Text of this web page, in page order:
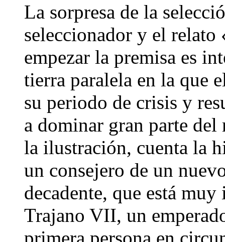
La sorpresa de la
seleccionador y el relato
empezar la premisa es
tierra paralela en la que
su periodo de crisis y
a dominar gran parte
la ilustración, cuenta la
un consejero de un
decadente, que está
Trajano VII, un
primera persona en